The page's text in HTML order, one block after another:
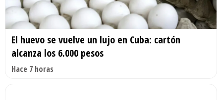
El huevo se vuelve un lujo en Cuba: cartón
alcanza los 6.000 pesos
Hace 7 horas